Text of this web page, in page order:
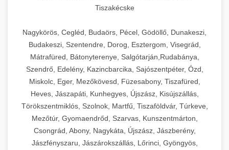
Tiszakécske
Nagykörös, Cegléd, Budaörs, Pécel, Gödöllő, Dunakeszi,
Budakeszi, Szentendre, Dorog, Esztergom, Visegrád,
Mátrafüred, Bátonyterenye, Salgótarján,Rudabánya,
Szendrő, Edelény, Kazincbarcika, Sajószentpéter, Ózd,
Miskolc, Eger, Mezőkövesd, Füzesabony, Tiszafüred,
Heves, Jászapáti, Kunhegyes, Újszász, Kisújszállás,
Törökszentmiklós, Szolnok, Martfű, Tiszaföldvár, Túrkeve,
Mezőtúr, Gyomaendrőd, Szarvas, Kunszentmárton,
Csongrád, Abony, Nagykáta, Újszász, Jászberény,
Jászfényszaru, Jászárokszállás, Lőrinci, Gyöngyös,